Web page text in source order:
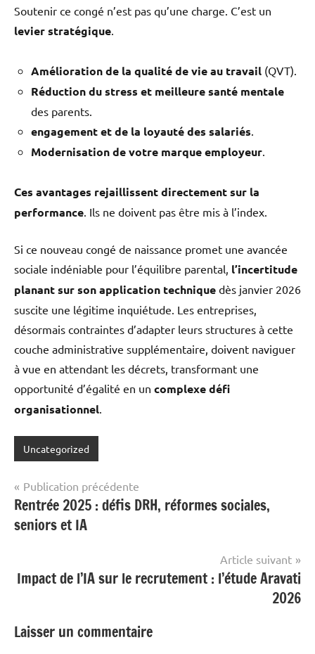
Soutenir ce congé n’est pas qu’une charge. C’est un
levier stratégique
Amélioration de la qualité de vie au travail (QVT).
Réduction du stress et meilleure santé mentale
des parents.
engagement et de la loyauté des salariés
Modernisation de votre marque employeur
Ces avantages rejaillissent directement sur la
performance . Ils ne doivent pas être mis à l’index.
Si ce nouveau congé de naissance promet une avancée
sociale indéniable pour l’équilibre parental, l’incertitude
planant sur son application technique dès janvier 2026
suscite une légitime inquiétude. Les entreprises,
désormais contraintes d’adapter leurs structures à cette
couche administrative supplémentaire, doivent naviguer
à vue en attendant les décrets, transformant une
opportunité d’égalité en un complexe défi
organisationnel
Uncategorized
Navigation
de
l’article
Publication précédente
Rentrée 2025 : défis DRH, réformes sociales,
seniors et IA
Article suivant
Impact de l’IA sur le recrutement : l’étude Aravati
2026
Laisser un commentaire